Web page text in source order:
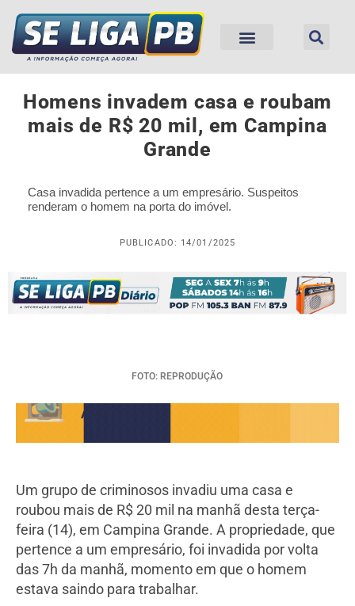
Homens invadem casa e roubam
mais de R$ 20 mil, em Campina
Grande
Casa invadida pertence a um empresário. Suspeitos
renderam o homem na porta do imóvel.
PUBLICADO: 14/01/2025
FOTO: REPRODUÇÃO
Um grupo de criminosos invadiu uma casa e
roubou mais de R$ 20 mil na manhã desta terça-
feira (14), em Campina Grande. A propriedade, que
pertence a um empresário, foi invadida por volta
das 7h da manhã, momento em que o homem
estava saindo para trabalhar.